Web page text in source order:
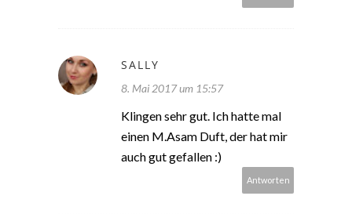
SALLY
8. Mai 2017 um 15:57
Klingen sehr gut. Ich hatte mal
einen M.Asam Duft, der hat mir
auch gut gefallen :)
Antworten